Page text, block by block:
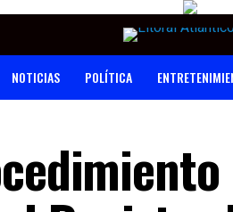
NOTICIAS POLÍTICA